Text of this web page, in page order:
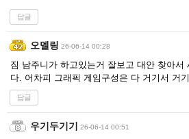
답글
오멜링 26-06-14 00:28
짐 남주니가 하고있는거 잘보고 대안 찾아서
다. 어차피 그래픽 게임구성은 다 거기서 거기
답글
우기두기기 26-06-14 00:51